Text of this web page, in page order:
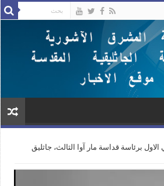
برئاسة قداسة مار آوا الثالث، جاثليق